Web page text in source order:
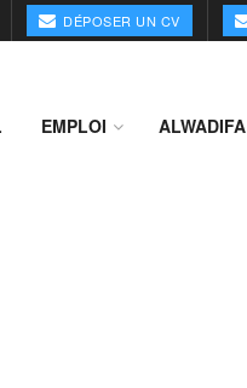
DÉPOSER UN CV
EMPLOI ALWADIFA